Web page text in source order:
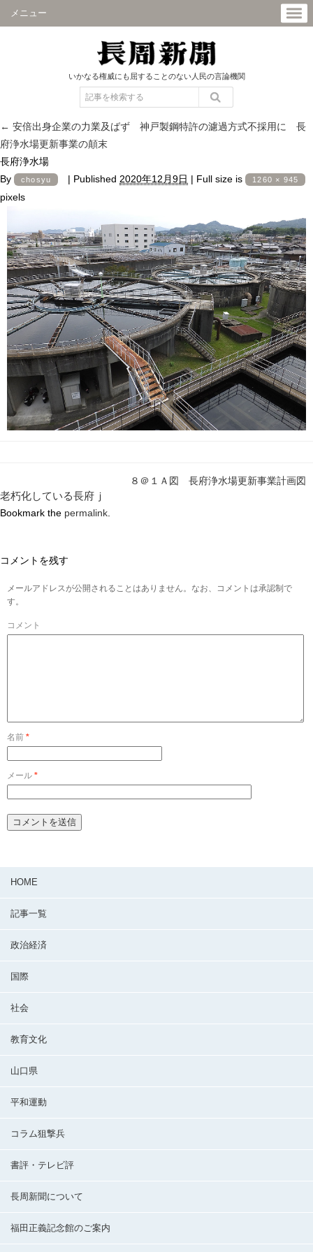
メニュー
いかなる権威にも屈することのない人民の言論機関
← 安倍出身企業の力業及ばず 神戸製鋼特許の濾過方式不採用に 長
府浄水場更新事業の顛末
長府浄水場
By
chosyu | Published 2020年12月9日 | Full size is 1260 × 945
pixels
８＠１Ａ図 長府浄水場更新事業計画図
老朽化している長府ｊ
Bookmark the permalink
コメントを残す
メールアドレスが公開されることはありません。なお、コメントは承認制で
す。
コメント
名前 *
メール *
HOME
記事一覧
政治経済
国際
社会
教育文化
山口県
平和運動
コラム狙撃兵
書評・テレビ評
長周新聞について
福田正義記念館のご案内